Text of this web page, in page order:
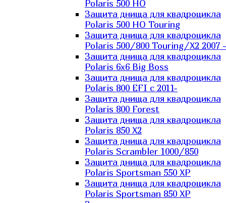
Polaris 500 HO
Защита днища для квадроцикла
Polaris 500 HO Touring
Защита днища для квадроцикла
Polaris 500/800 Touring/X2 2007 -
Защита днища для квадроцикла
Polaris 6х6 Big Boss
Защита днища для квадроцикла
Polaris 800 EFI с 2011-
Защита днища для квадроцикла
Polaris 800 Forest
Защита днища для квадроцикла
Polaris 850 X2
Защита днища для квадроцикла
Polaris Scrambler 1000/850
Защита днища для квадроцикла
Polaris Sportsman 550 XP
Защита днища для квадроцикла
Polaris Sportsman 850 XP